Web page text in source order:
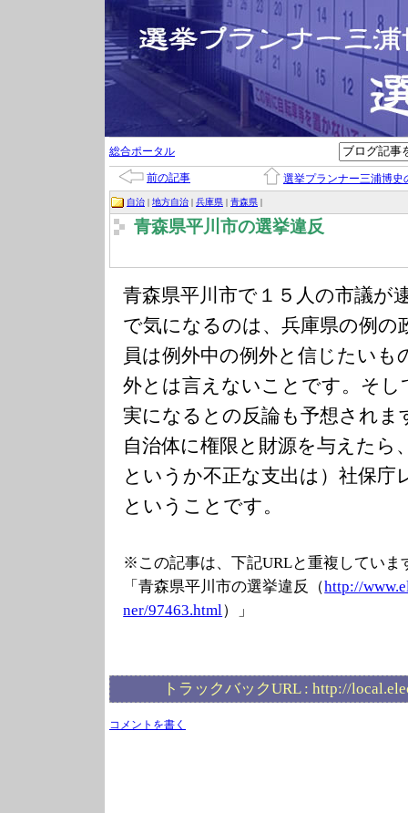
総合ポータル
前の記事 選挙プランナー三浦博史
自治 | 地方自治 | 兵庫県 | 青森県 |
青森県平川市の選挙違反
青森県平川市で１５人の市議が
で気になるのは、兵庫県の例の
員は例外中の例外と信じたいも
外とは言えないことです。そ
実になるとの反論も予想されま
自治体に権限と財源を与えたら
というか不正な支出は）社保
ということです。
※この記事は、下記URLと重複していま
「青森県平川市の選挙違反（http://
ner/97463.html ）」
トラックバックURL : http://
コメントを書く